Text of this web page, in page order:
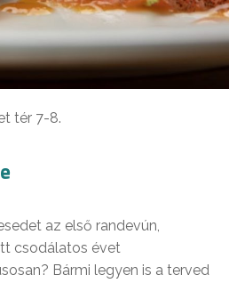
tér 7-8.
az első randevún,
csodálatos évet
Bármi legyen is a terved